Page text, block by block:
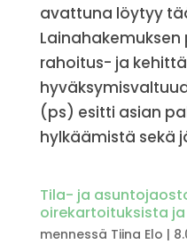
avattuna löytyy
rahoitus- ja
(ps) esitti asian
hylkäämistä sekä
Tila- ja
oirekartoituksista
mennessä Tiina Elo |